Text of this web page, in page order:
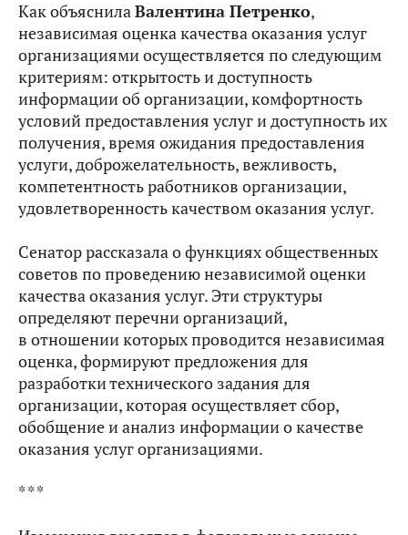
Как объяснилаВалентина Петренко,
независимая оценка качества оказания услуг
организациями осуществляется по следующим
критериям: открытость и доступность
информации об организации, комфортность
условий предоставления услуг и доступность их
получения, время ожидания предоставления
услуги, доброжелательность, вежливость,
компетентность работников организации,
удовлетворенность качеством оказания услуг.
Сенатор рассказала о функциях общественных
советов по проведению независимой оценки
качества оказания услуг. Эти структуры
определяют перечни организаций,
в отношении которых проводится независимая
оценка, формируют предложения для
разработки технического задания для
организации, которая осуществляет сбор,
обобщение и анализ информации о качестве
оказания услуг организациями.
* * *